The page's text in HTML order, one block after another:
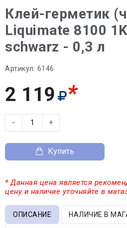
Клей-герметик
Liquimate 8100
schwarz - 0,3 л
Артикул: 6146
2 119 *
− +
Купить
* Данная цена является
цену и наличие уточняйте в
ОПИСАНИЕ НАЛИЧИЕ В